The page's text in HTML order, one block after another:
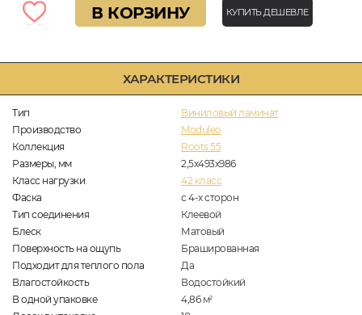
ХАРАКТЕРИСТИКИ
Тип
Виниловый ламинат
Производство
Moduleo
Коллекция
Roots 55
Размеры, мм
2,5х493х986
Класс нагрузки
42 класс
Фаска
с 4-х сторон
Тип соединения
Клеевой
Блеск
Матовый
Поверхность на ощупь
Брашированная
Подходит для теплого пола
Да
Влагостойкость
Водостойкий
В одной упаковке
4,86 м2
В КОРЗИНУ КУПИТЬ ДЕШЕВЛЕ